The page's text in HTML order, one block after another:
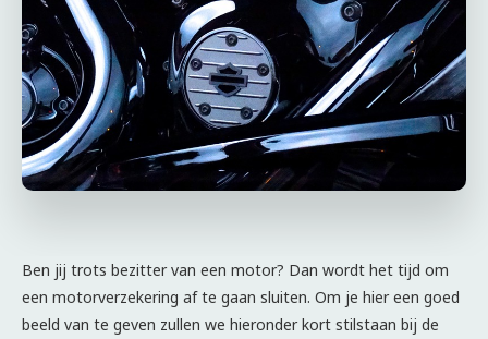
Ben jij trots bezitter van een motor? Dan wordt het tijd om
een motorverzekering af te gaan sluiten. Om je hier een goed
beeld van te geven zullen we hieronder kort stilstaan bij de